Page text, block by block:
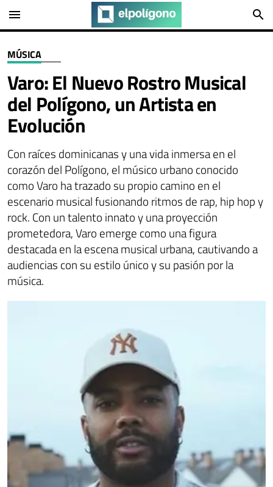
menu search
MÚSICA
Varo: El Nuevo Rostro Musical
del Polígono, un Artista en
Evolución
Con raíces dominicanas y una vida inmersa en el
corazón del Polígono, el músico urbano conocido
como Varo ha trazado su propio camino en el
escenario musical fusionando ritmos de rap, hip hop y
rock. Con un talento innato y una proyección
prometedora, Varo emerge como una figura
destacada en la escena musical urbana, cautivando a
audiencias con su estilo único y su pasión por la
música.